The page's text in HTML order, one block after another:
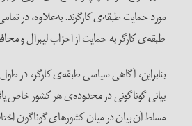
مورد حمایت طبقه‌ی کارگرند. به‌علاوه، در تمامی
طبقه‌ی کارگر به حمایت از احزاب لیبرال و
بنابراین، آگاهی سیاسی طبقه‌ی کارگر، در طول
بیانی گوناگونی در محدوده‌ی هر کشور خاص
مسلط آن بیان در میان کشورهای گوناگون